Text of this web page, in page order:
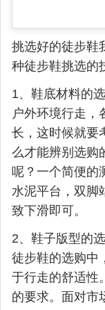
挑选好的徒步鞋
种徒步鞋挑选的
1、鞋底材料的
户外环境行走，
长，这时候就要
么才能辨别选购
呢？一个简便的
水泥平台，双脚
致下滑即可。
2、鞋子版型的
徒步鞋的选购中
于行走的舒适性
的要求。面对市